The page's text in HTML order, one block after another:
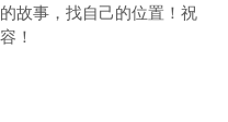
故事，找自己的位置！祝
！